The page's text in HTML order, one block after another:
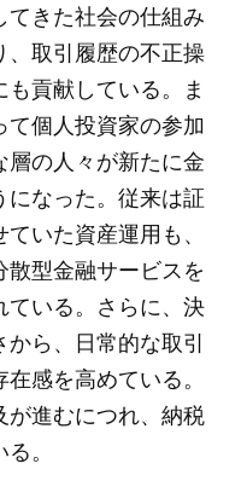
きた社会の仕組み
、取引履歴の不正操
貢献している。ま
個人投資家の参加
の人々が新たに金
なった。従来は証
いた資産運用も、
型金融サービスを
ている。さらに、決
ら、日常的な取引
感を高めている。
が進むにつれ、納税
。